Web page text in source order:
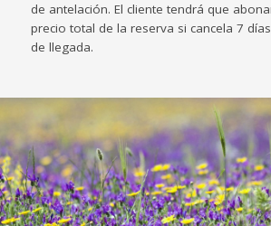
de antelación. El cliente tendrá que
precio total de la reserva si cancela 7
de llegada.